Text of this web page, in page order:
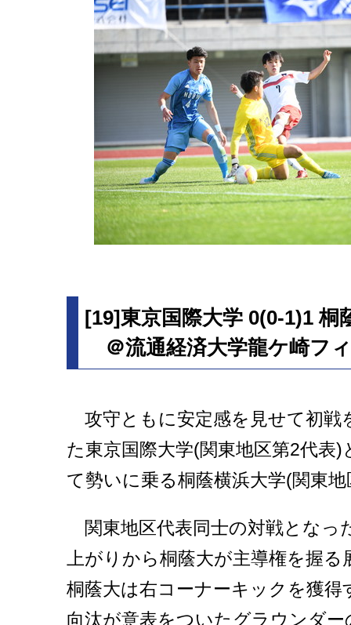
[19]東京国際大学 0(0-1)1 桐
＠流通経済大学龍ケ崎フ
攻守ともに安定感を見せて初戦
た東京国際大学(関東地区第2代表)
て勢いに乗る桐蔭横浜大学(関東
関東地区代表同士の対戦となっ
上がりから桐蔭大が主導権を握
桐蔭大は右コーナーキックを獲得
向汰が意表をついたグラウンダ